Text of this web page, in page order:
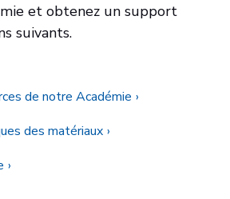
et obtenez un support
suivants.
de notre Académie
des matériaux